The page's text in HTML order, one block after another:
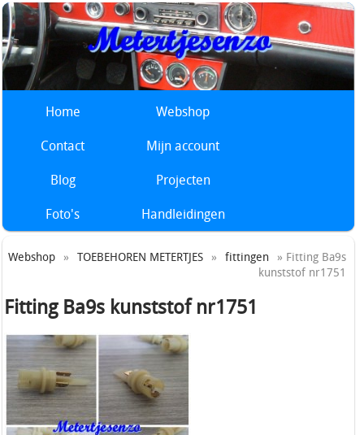
Home
Webshop
Contact
Mijn account
Blog
Projecten
Foto's
Handleidingen
Webshop » TOEBEHOREN METERTJES » fittingen » Fitting Ba9s
kunststof nr1751
Fitting Ba9s kunststof nr1751